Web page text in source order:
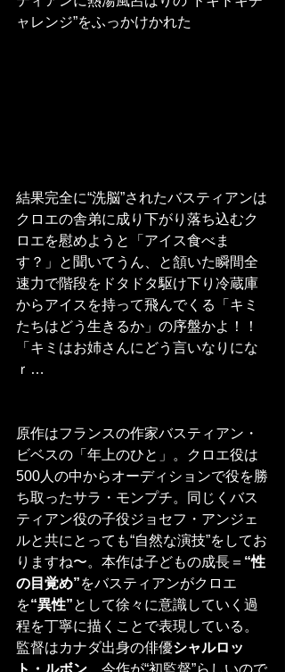
ャレンジ”をふっかけかれた
結果完全に“洗脳”されたバスティアンは
クロエの舎弟に成り下がり落ち込むク
ロエを慰めようと「アイス食べま
す？」と聞いてうん、と頷いた瞬間全
速力で階段をドタドタ駆け下り冷蔵庫
からアイスを持って飛んでくる「キミ
たちはどう生きるか」の序盤かよ！！
「キミはお姉さんにどう言いなりにな
ｒ…
原作はフランスの作家バスティアン・
ビベスの「年上のひと」。クロエ役は
500人の中からオーディションで役を勝
ち取ったサラ・モンプチ。同じくバス
ティアン役の子役ジョセフ・アンジェ
ルと共にとっても“自然な演技”をしてお
りますね〜。本作は子どもの成長＝ “性
の目覚め”をバスティアンがクロエ
を“異性”として徐々に意識していく過
程を丁寧に描くことで表現している。
監督はカナダ出身の俳優シャルロッ
ト・ルボン。今作が“初監督”らしいので